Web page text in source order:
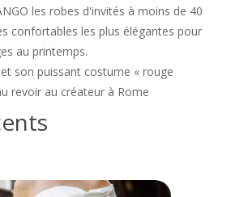
les robes d'invités à moins de 40
confortables les plus élégantes pour
au printemps.
son puissant costume « rouge
revoir au créateur à Rome